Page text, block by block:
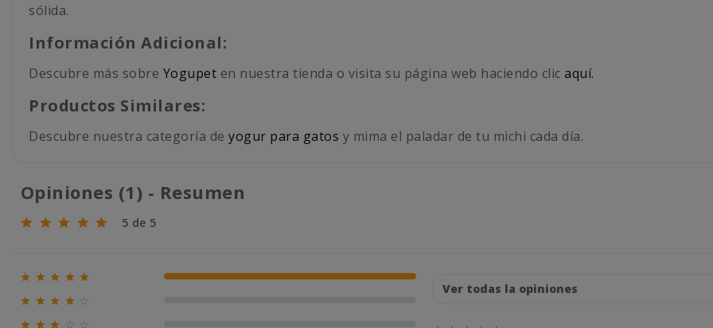
sólida.
Información Adicional:
Descubre más sobre Yogupet en nuestra tienda o visita su página web haciendo clic aquí.
Productos Similares:
Descubre nuestra categoría de yogur para gatos y mima el paladar de tu michi cada día.
Opiniones (1) - Resumen
5 de 5
     100% (1)
   
  